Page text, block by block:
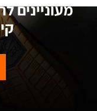
מעוניינים